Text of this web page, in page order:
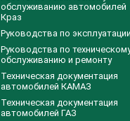
обслуживанию автомобилей
Краз
Руководства по эксплуатации
Руководства по
обслуживанию и ремонту
Техническая документация
автомобилей КАМАЗ
Техническая документация
автомобилей ГАЗ